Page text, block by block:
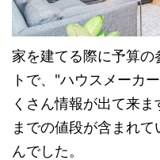
家を建てる際に予算の
トで、"ハウスメーカ
くさん情報が出て来
までの値段が含まれ
んでした。